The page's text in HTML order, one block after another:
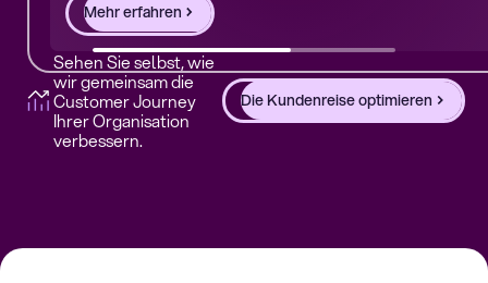
Mehr erfahren
Sehen Sie selbst, wie
wir gemeinsam die
Customer Journey
Ihrer Organisation
verbessern.
Die Kundenreise optimieren